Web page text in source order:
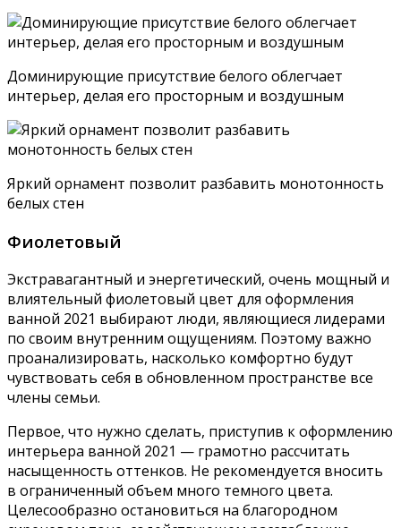
Доминирующие присутствие белого облегчает
интерьер, делая его просторным и воздушным
Яркий орнамент позволит разбавить монотонность
белых стен
Фиолетовый
Экстравагантный и энергетический, очень мощный и
влиятельный фиолетовый цвет для оформления
ванной 2021 выбирают люди, являющиеся лидерами
по своим внутренним ощущениям. Поэтому важно
проанализировать, насколько комфортно будут
чувствовать себя в обновленном пространстве все
члены семьи.
Первое, что нужно сделать, приступив к оформлению
интерьера ванной 2021 — грамотно рассчитать
насыщенность оттенков. Не рекомендуется вносить
в ограниченный объем много темного цвета.
Целесообразно остановиться на благородном